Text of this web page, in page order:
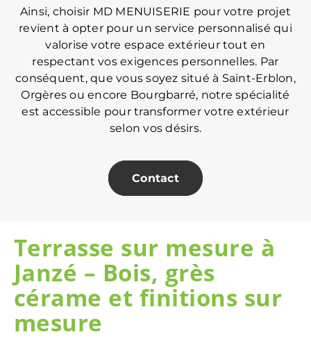
Ainsi, choisir MD MENUISERIE pour votre projet
revient à opter pour un service personnalisé qui
valorise votre espace extérieur tout en
respectant vos exigences personnelles. Par
conséquent, que vous soyez situé à Saint-Erblon,
Orgères ou encore Bourgbarré, notre spécialité
est accessible pour transformer votre extérieur
selon vos désirs.
Contact
Terrasse sur mesure à
Janzé – Bois, grès
cérame et finitions sur
mesure